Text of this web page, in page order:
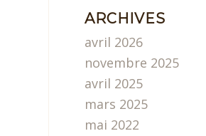
ARCHIVES
avril 2026
novembre 2025
avril 2025
mars 2025
mai 2022